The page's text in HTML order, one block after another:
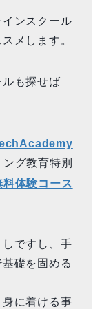
ンスクール
メします。
も探せば
グ教育特別
料体験コース
ですし、手
礎を固める
に着ける事